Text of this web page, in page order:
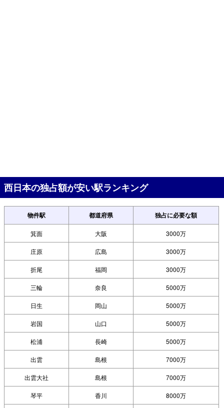
西日本の独占額が安い駅ランキング
物件駅 都道府県 独占に必要な額
箕面 大阪 3000万
庄原 広島 3000万
折尾 福岡 3000万
三輪 奈良 5000万
日生 岡山 5000万
岩国 山口 5000万
松浦 長崎 5000万
出雲 島根 7000万
出雲大社 島根 7000万
琴平 香川 8000万